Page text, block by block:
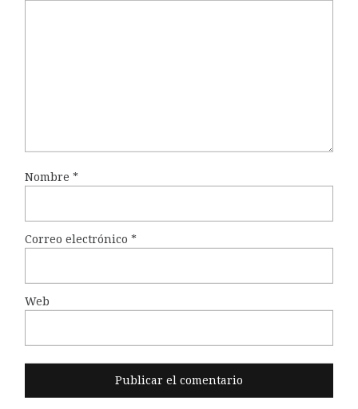
Nombre *
Correo electrónico *
Web